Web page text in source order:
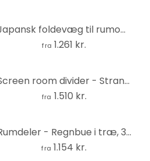
Japansk foldevæg til rumopdeling - Solrig jungle, 3-delt
fra 1.261 kr.
Screen room divider - Strand i Mrzezyno, 5-delt - 225x172 cm
fra 1.510 kr.
Rumdeler - Regnbue i træ, 3-delt
fra 1.154 kr.